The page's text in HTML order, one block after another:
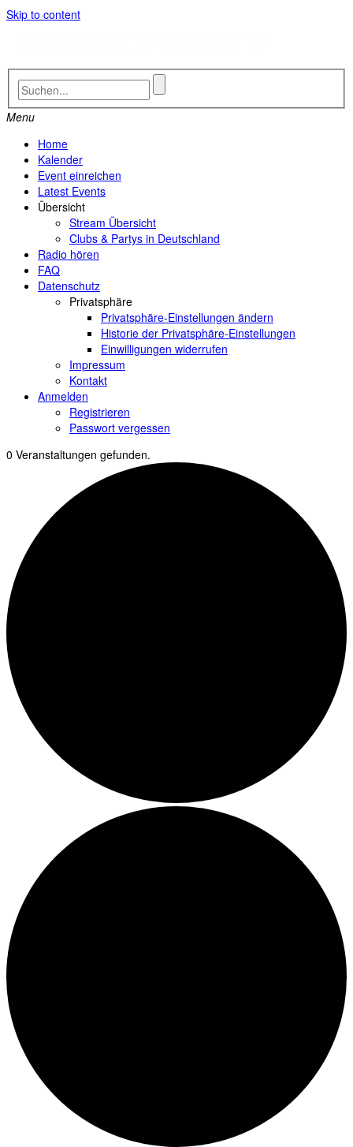
Skip to content
Menu
Home
Kalender
Event einreichen
Latest Events
Übersicht
Stream Übersicht
Clubs & Partys in Deutschland
Radio hören
FAQ
Datenschutz
Privatsphäre
Privatsphäre-Einstellungen ändern
Historie der Privatsphäre-Einstellungen
Einwilligungen widerrufen
Impressum
Kontakt
Anmelden
Registrieren
Passwort vergessen
0 Veranstaltungen gefunden.